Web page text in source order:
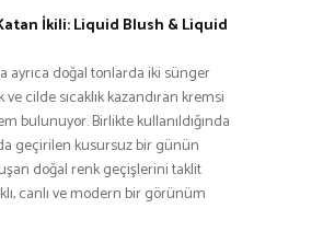
İkili: Liquid Blush & Liquid
ayrıca doğal tonlarda iki sünger
ve cilde sıcaklık kazandıran kremsi
bulunuyor. Birlikte kullanıldığında
geçirilen kusursuz bir günün
doğal renk geçişlerini taklit
canlı ve modern bir görünüm